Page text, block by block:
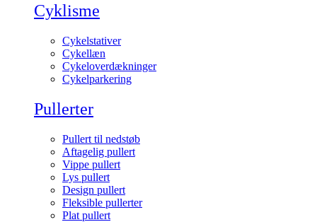
Cyklisme
Cykelstativer
Cykellæn
Cykeloverdækninger
Cykelparkering
Pullerter
Pullert til nedstøb
Aftagelig pullert
Vippe pullert
Lys pullert
Design pullert
Fleksible pullerter
Plat pullert